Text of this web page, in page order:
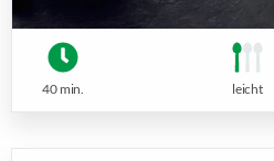
40 min. leicht